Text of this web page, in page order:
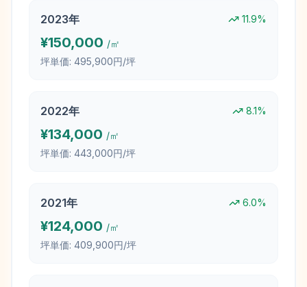
2023年 11.9%
¥150,000 /㎡
坪単価: 495,900円/坪
2022年 8.1%
¥134,000 /㎡
坪単価: 443,000円/坪
2021年 6.0%
¥124,000 /㎡
坪単価: 409,900円/坪